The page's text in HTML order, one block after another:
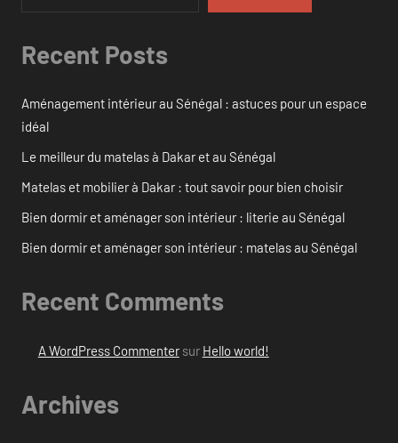
Recent Posts
Aménagement intérieur au Sénégal : astuces pour un espace
idéal
Le meilleur du matelas à Dakar et au Sénégal
Matelas et mobilier à Dakar : tout savoir pour bien choisir
Bien dormir et aménager son intérieur : literie au Sénégal
Bien dormir et aménager son intérieur : matelas au Sénégal
Recent Comments
A WordPress Commentersur Hello world!
Archives